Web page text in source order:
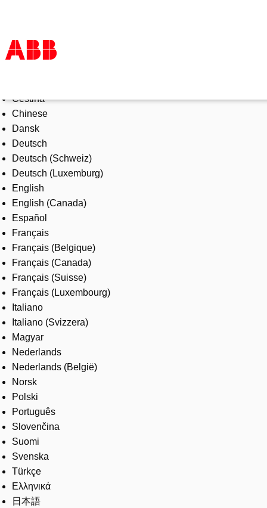
Products & Solutions
Industries
Services
About us
Where to buy
Contact us
Careers
Čeština
Chinese
Dansk
Deutsch
Deutsch (Schweiz)
Deutsch (Luxemburg)
English
English (Canada)
Español
Français
Français (Belgique)
Français (Canada)
Français (Suisse)
Français (Luxembourg)
Italiano
Italiano (Svizzera)
Magyar
Nederlands
Nederlands (België)
Norsk
Polski
Português
Slovenčina
Suomi
Svenska
Türkçe
Ελληνικά
日本語